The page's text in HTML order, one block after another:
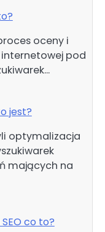
oceny i
pod
jest?
optymalizacja
mających na
co to?